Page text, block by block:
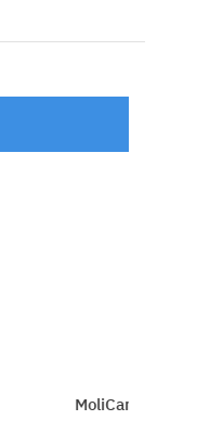
MoliCare SKIN Telové mlieko